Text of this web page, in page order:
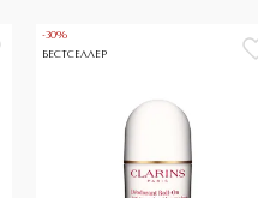
-30%
БЕСТСЕЛЛЕР